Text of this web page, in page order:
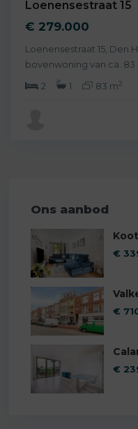
Loenensestraat 15
€ 279.000
Loenensestraat 15, Den
bovenwoning van ca.
2
1 83 m2
Ons aanbod
€
€
€